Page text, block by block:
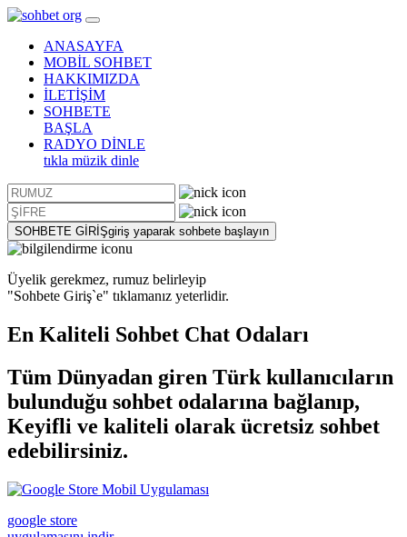
ANASAYFA
MOBİL SOHBET
HAKKIMIZDA
İLETİŞİM
SOHBETE
BAŞLA
RADYO DİNLE
tıkla müzik dinle
SOHBETE GİRİŞgiriş yaparak sohbete başlayın
Üyelik gerekmez, rumuz belirleyip
"Sohbete Giriş`e" tıklamanız yeterlidir.
En Kaliteli Sohbet Chat Odaları
Tüm Dünyadan giren Türk kullanıcıların
bulunduğu sohbet odalarına bağlanıp,
Keyifli ve kaliteli olarak ücretsiz sohbet
edebilirsiniz.
google store